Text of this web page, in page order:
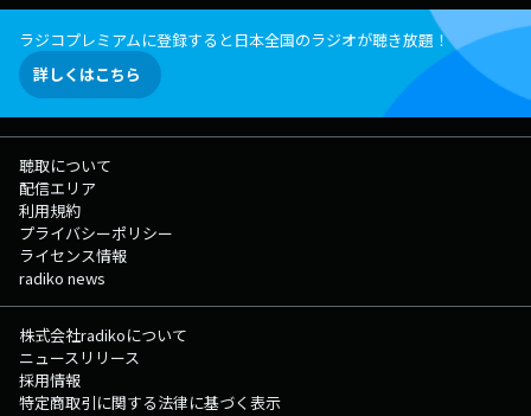
ラジコプレミアムに登録すると日本全国のラジオが聴き放題！
詳しくはこちら
聴取について
配信エリア
利用規約
プライバシーポリシー
ライセンス情報
radiko news
株式会社radikoについて
ニュースリリース
採用情報
特定商取引に関する法律に基づく表示